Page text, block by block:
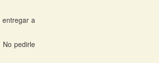
a
pedirle